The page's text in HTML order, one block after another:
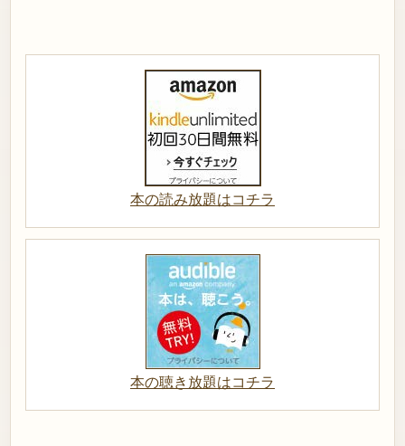
本の読み放題はコチラ
本の聴き放題はコチラ